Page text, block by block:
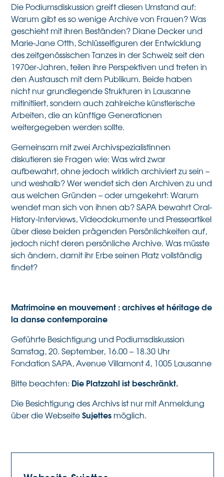
Die Podiumsdiskussion greift diesen Umstand auf:
Warum gibt es so wenige Archive von Frauen? Was
geschieht mit ihren Beständen? Diane Decker und
Marie-Jane Otth, Schlüsselfiguren der Entwicklung
des zeitgenössischen Tanzes in der Schweiz seit den
1970er-Jahren, teilen ihre Perspektiven und treten in
den Austausch mit dem Publikum. Beide haben
nicht nur grundlegende Strukturen in Lausanne
mitinitiiert, sondern auch zahlreiche künstlerische
Arbeiten, die an künftige Generationen
weitergegeben werden sollte.
Gemeinsam mit zwei Archivspezialistinnen
diskutieren sie Fragen wie: Was wird zwar
aufbewahrt, ohne jedoch wirklich archiviert zu sein –
und weshalb? Wer wendet sich den Archiven zu und
aus welchen Gründen – oder umgekehrt: Warum
wendet man sich von ihnen ab? SAPA bewahrt Oral-
History-Interviews, Videodokumente und Presseartikel
über diese beiden prägenden Persönlichkeiten auf,
jedoch nicht deren persönliche Archive. Was müsste
sich ändern, damit ihr Erbe seinen Platz vollständig
findet?
Matrimoine en mouvement : archives et héritage de
la danse contemporaine
Geführte Besichtigung und Podiumsdiskussion
Samstag, 20. September, 16.00 – 18.30 Uhr
Fondation SAPA, Avenue Villamont 4, 1005 Lausanne
Bitte beachten: Die Platzzahl ist beschränkt.
Die Besichtigung des Archivs ist nur mit Anmeldung
über die WebseiteSujettes möglich.